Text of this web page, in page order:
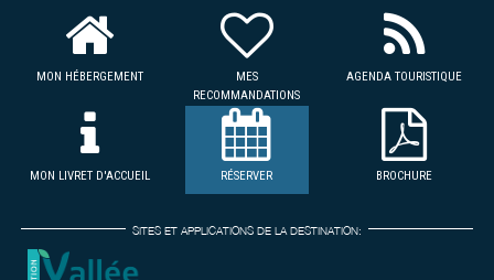
MON HÉBERGEMENT
MES
RECOMMANDATIONS
AGENDA TOURISTIQUE
MON LIVRET D'ACCUEIL RÉSERVER BROCHURE
SITES ET APPLICATIONS DE LA DESTINATION: